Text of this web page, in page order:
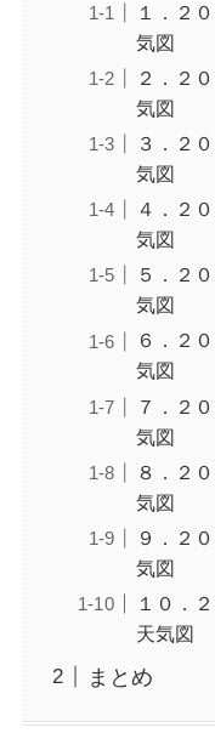
１．２
気図
２．２
気図
３．２
気図
４．２
気図
５．２
気図
６．２
気図
７．２
気図
８．２
気図
９．２
気図
１０．
天気図
まとめ